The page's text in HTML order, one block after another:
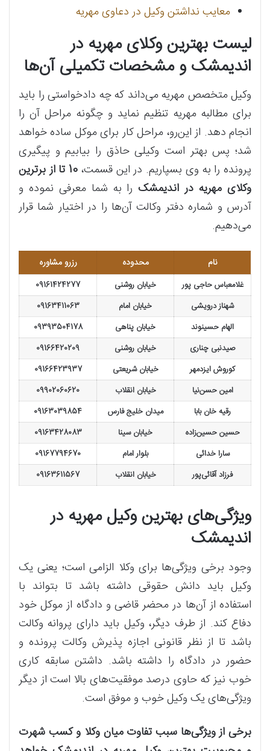
معایب نداشتن وکیل در دعاوی مهریه
لیست بهترین وکلای مهریه در
اندیمشک و مشخصات تکمیلی آن‌ها
وکیل متخصص مهریه می‌داند که چه دادخواستی را باید
برای مطالبه مهریه تنظیم نماید و چگونه مراحل آن را
انجام دهد. از این‌رو، مراحل کار برای موکل ساده خواهد
شد؛ پس بهتر است وکیلی حاذق را بیابیم و پیگیری
پرونده را به وی بسپاریم. در این قسمت،
10 تا از برترین
وکلای مهریه در اندیمشکرا به شما معرفی نموده و
آدرس و شماره دفتر وکالت آن‌ها را در اختیار شما قرار
می‌دهیم.
نام محدوده رزرو مشاوره
غلامعباس حاجی پور خیابان روشنی
09161424277
شهناز درویشی
خیابان امام
09163411063
الهام حسینوند
خیابان پناهی
09393504178
صیدنبی چناری
خیابان روشنی
09166420209
کوروش ایزدمهر
خیابان شریعتی
09166423937
امین حسن‌نیا
خیابان انقلاب
09902060620
رقیه خان بابا
میدان خلیج فارس
09163039854
حسین حسین‌زاده
خیابان سینا
09163428083
سارا خدائی
بلوار امام
09167794670
فرزاد آقائی‌پور
خیابان انقلاب 09163611567
ویژگی‌های بهترین وکیل مهریه در
اندیمشک
وجود برخی ویژگی‌ها برای وکلا الزامی است؛ یعنی یک
وکیل باید دانش حقوقی داشته باشد تا بتواند با
استفاده از آن‌ها در محضر قاضی و دادگاه از موکل خود
دفاع کند. از طرف دیگر، وکیل باید دارای پروانه وکالت
باشد تا از نظر قانونی اجازه پذیرش وکالت پرونده و
حضور در دادگاه را داشته باشد. داشتن سابقه کاری
خوب نیز که حاوی درصد موفقیت‌های بالا است از دیگر
ویژگی‌های یک وکیل خوب و موفق است.
برخی از ویژگی‌ها سبب تفاوت میان وکلا و کسب شهرت